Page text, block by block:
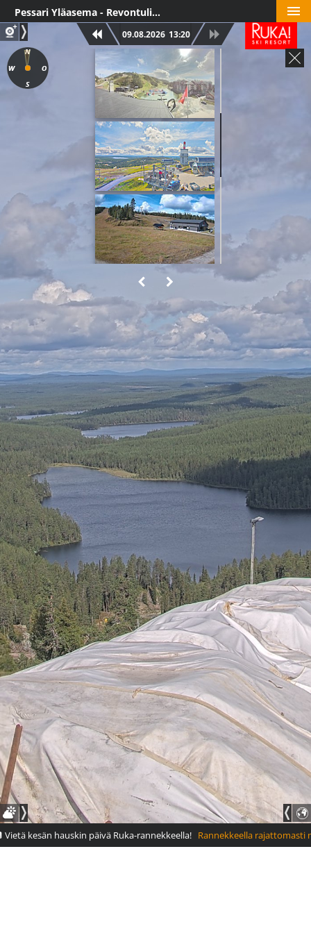
Pessari Yläasema - Revontulikamera
09.08.2026 13:20
Talvijärvi
Vuosselin rinteet
Saarua
Ruka Park
Vietä kesän hauskin päivä Ruka-rannekkeella!Rannekkeella rajattomasti